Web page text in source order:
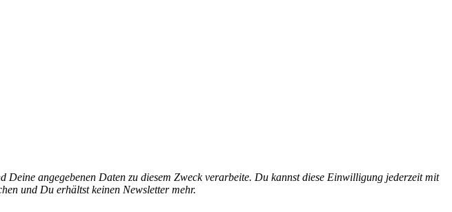
angegebenen Daten zu diesem Zweck verarbeite. Du kannst diese Einwilligung jederzeit mit
und Du erhältst keinen Newsletter mehr.